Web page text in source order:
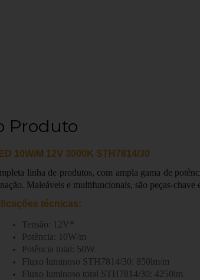
Produto
10W/M 12V 3000K STH7814/30
linha de produtos, com ampla gama de
Maleáveis e multifuncionais, são peças-
técnicas:
Tensão: 12V*
Potência: 10W/m
Potência total: 50W
Fluxo luminoso STH7814/30: 850lm/m
Fluxo luminoso total STH7814/30: 4250lm